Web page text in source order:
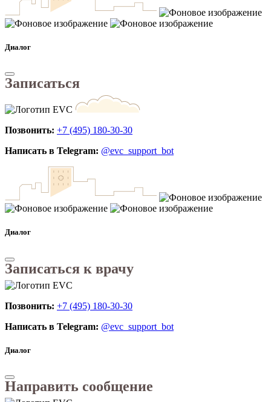
Диалог
Записаться
Позвонить: +7 (495) 180-30-30
Написать в Telegram: @evc_support_bot
Диалог
Записаться к врачу
Позвонить: +7 (495) 180-30-30
Написать в Telegram: @evc_support_bot
Диалог
Направить сообщение